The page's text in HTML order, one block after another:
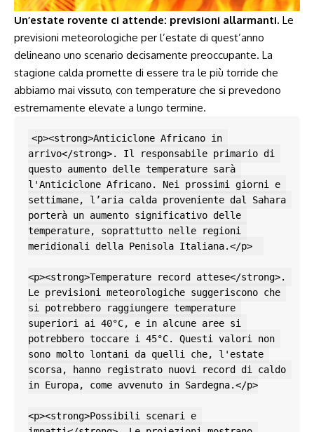
Un’estate ⁤rovente ci ⁤attende: previsioni ​allarmanti. Le
previsioni meteorologiche per l’estate di quest’anno
delineano⁣ uno scenario decisamente preoccupante. La
⁣stagione calda promette di essere tra le più ⁢torride che
abbiamo​ mai vissuto, con temperature che si‌ prevedono
estremamente elevate a lungo termine.
<p><strong>Anticiclone Africano in
arrivo</strong>. Il responsabile primario di
questo aumento delle temperature sarà
l'Anticiclone Africano. Nei prossimi giorni e
settimane, l’aria calda proveniente dal Sahara
porterà un aumento significativo delle
temperature, soprattutto nelle regioni
meridionali della Penisola Italiana.</p>
<p><strong>Temperature record attese</strong>.
Le previsioni meteorologiche suggeriscono che
si potrebbero raggiungere temperature
superiori ai 40°C, e in alcune aree si
potrebbero toccare i 45°C. Questi valori non
sono molto lontani da quelli che, l'estate
scorsa, hanno registrato nuovi record di caldo
in Europa, come avvenuto in Sardegna.</p>
<p><strong>Possibili scenari e